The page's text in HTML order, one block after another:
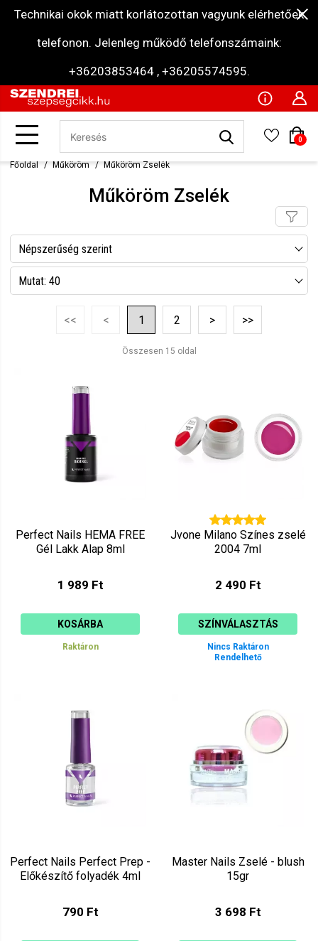
Technikai okok miatt korlátozottan vagyunk elérhetőek
telefonon. Jelenleg működő telefonszámaink:
+36203853464 , +36205574595.
0
Főoldal Műköröm Műköröm Zselék
Műköröm Zselék
Népszerűség szerint
Név szerint csökkenő
Mutat: 40
<< < 1 2 > >>
Összesen 15 oldal
Perfect Nails HEMA FREE
Gél Lakk Alap 8ml
1 989 Ft
KOSÁRBA
Raktáron
Jvone Milano Színes zselé
2004 7ml
2 490 Ft
SZÍNVÁLASZTÁS
Nincs Raktáron
Rendelhető
Perfect Nails Perfect Prep -
Előkészítő folyadék 4ml
790 Ft
Master Nails Zselé - blush
15gr
3 698 Ft